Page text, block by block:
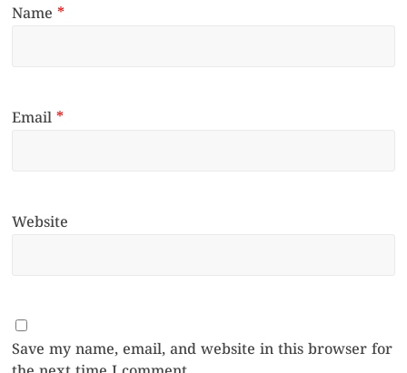
Name*
Email*
Website
Save my name, email, and website in this browser for